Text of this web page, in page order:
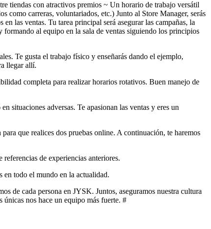
tiendas con atractivos premios ~ Un horario de trabajo versátil
como carreras, voluntariados, etc.) Junto al Store Manager, serás
las ventas. Tu tarea principal será asegurar las campañas, la
al equipo en la sala de ventas siguiendo los principios
Te gusta el trabajo físico y enseñarás dando el ejemplo,
llegar allí.
completa para realizar horarios rotativos. Buen manejo de
situaciones adversas. Te apasionan las ventas y eres un
que realices dos pruebas online. A continuación, te haremos
de experiencias anteriores.
en todo el mundo en la actualidad.
de cada persona en JYSK. Juntos, aseguramos nuestra cultura
únicas nos hace un equipo más fuerte. #